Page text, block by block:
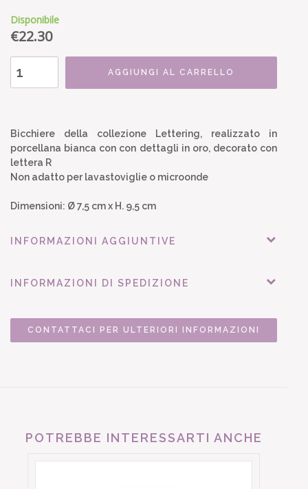
Disponibile
€22.30
AGGIUNGI AL CARRELLO
Bicchiere della collezione Lettering, realizzato in
porcellana bianca con con dettagli in oro, decorato con
lettera R
Non adatto per lavastoviglie o microonde
Dimensioni: Ø 7,5 cm x H. 9,5 cm
INFORMAZIONI AGGIUNTIVE
INFORMAZIONI DI SPEDIZIONE
CONTATTACI PER ULTERIORI INFORMAZIONI
POTREBBE INTERESSARTI ANCHE